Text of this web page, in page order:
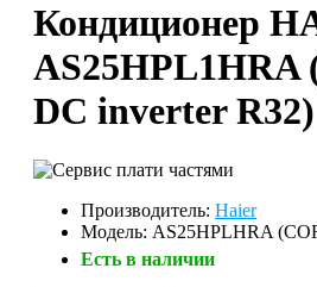
Кондиционер
AS25HPL1HRA
DC inverter R32)
Производитель: Haier
Модель: AS25HPLHRA
Есть в наличии